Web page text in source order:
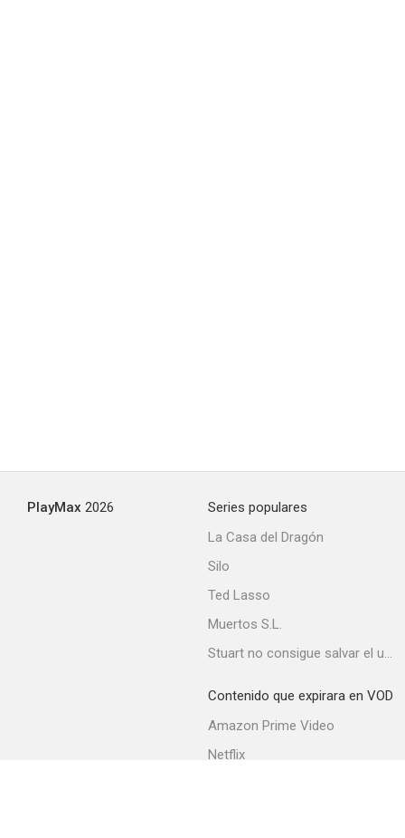
PlayMax 2026
Series populares
La Casa del Dragón
Silo
Ted Lasso
Muertos S.L.
Stuart no consigue salvar el universo
Contenido que expirara en VOD
Amazon Prime Video
Netflix